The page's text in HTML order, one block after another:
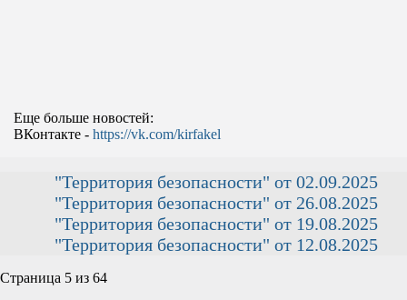
Еще больше новостей:
ВКонтакте - https://vk.com/kirfakel
"Территория безопасности" от 02.09.2025
"Территория безопасности" от 26.08.2025
"Территория безопасности" от 19.08.2025
"Территория безопасности" от 12.08.2025
Страница 5 из 64